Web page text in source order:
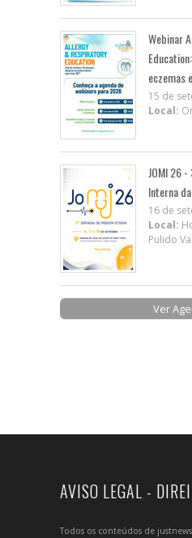
Webinar
eczemas
15 de
Local:
JOMI 26
Interna
16 de
Local:
Pulido
Ver
AVISO LEGAL -
Todos os conteúdos de